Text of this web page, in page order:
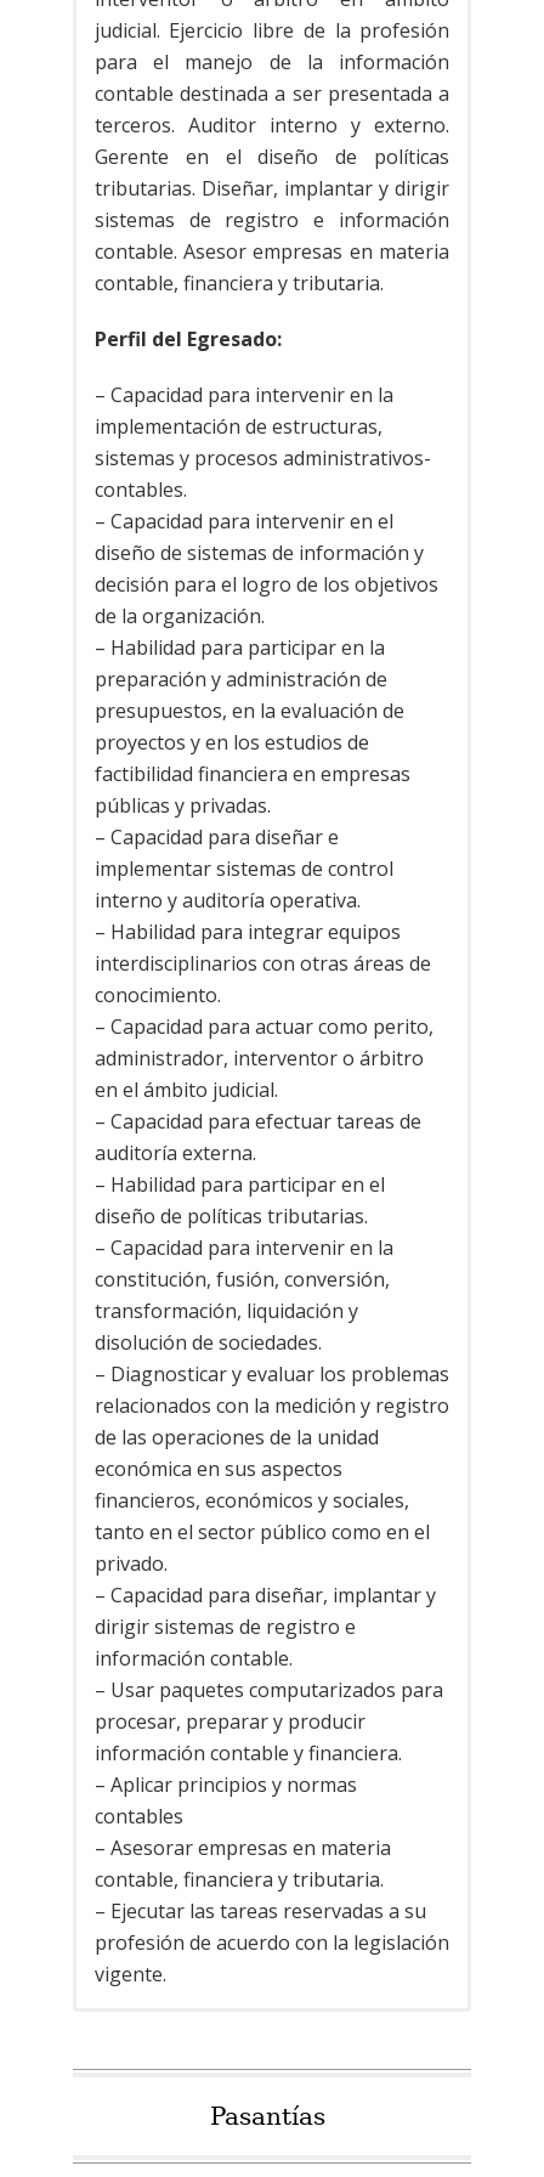
judicial. Ejercicio libre de la profesión
para el manejo de la información
contable destinada a ser presentada a
terceros. Auditor interno y externo.
Gerente en el diseño de políticas
tributarias. Diseñar, implantar y dirigir
sistemas de registro e información
contable. Asesor empresas en materia
contable, financiera y tributaria.
Perfil del Egresado:
– Capacidad para intervenir en la
implementación de estructuras,
sistemas y procesos administrativos-
contables.
– Capacidad para intervenir en el
diseño de sistemas de información y
decisión para el logro de los objetivos
de la organización.
– Habilidad para participar en la
preparación y administración de
presupuestos, en la evaluación de
proyectos y en los estudios de
factibilidad financiera en empresas
públicas y privadas.
– Capacidad para diseñar e
implementar sistemas de control
interno y auditoría operativa.
– Habilidad para integrar equipos
interdisciplinarios con otras áreas de
conocimiento.
– Capacidad para actuar como perito,
administrador, interventor o árbitro
en el ámbito judicial.
– Capacidad para efectuar tareas de
auditoría externa.
– Habilidad para participar en el
diseño de políticas tributarias.
– Capacidad para intervenir en la
constitución, fusión, conversión,
transformación, liquidación y
disolución de sociedades.
– Diagnosticar y evaluar los problemas
relacionados con la medición y registro
de las operaciones de la unidad
económica en sus aspectos
financieros, económicos y sociales,
tanto en el sector público como en el
privado.
– Capacidad para diseñar, implantar y
dirigir sistemas de registro e
información contable.
– Usar paquetes computarizados para
procesar, preparar y producir
información contable y financiera.
– Aplicar principios y normas
contables
– Asesorar empresas en materia
contable, financiera y tributaria.
– Ejecutar las tareas reservadas a su
profesión de acuerdo con la legislación
vigente.
Régimen de estudios:anual.
Régimen de estudios:anual.
Régimen de estudios:anual.
5 años.
Pasantías